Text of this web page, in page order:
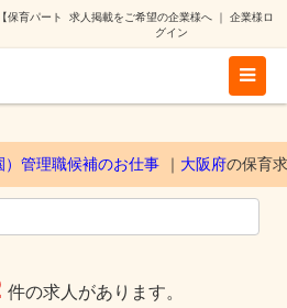
保育パート 求人掲載をご希望の企業様へ｜ 企業様ロ
グイン
）管理職候補のお仕事 大阪府の保育
件の求人があります。